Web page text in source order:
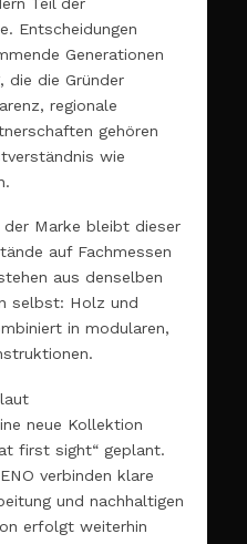
Entscheidungen
Generationen
die die Gründer
regionale
gehören
wie
Marke bleibt dieser
auf Fachmessen
aus denselben
selbst: Holz und
in modularen,
neue Kollektion
first sight“ geplant.
verbinden klare
und nachhaltigen
erfolgt weiterhin